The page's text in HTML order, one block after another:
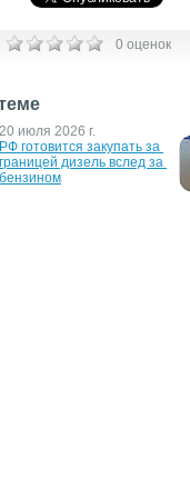
0 оценок
20 июля 2026 г.
РФ готовится закупать за
границей дизель вслед за
бензином